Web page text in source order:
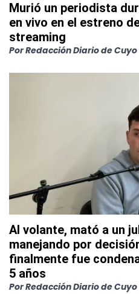
Murió un periodista
en vivo en el estreno
streaming
PorRedacción Diario de Cuyo
Al volante, mató a un
manejando por
finalmente fue
5 años
PorRedacción Diario de Cuyo